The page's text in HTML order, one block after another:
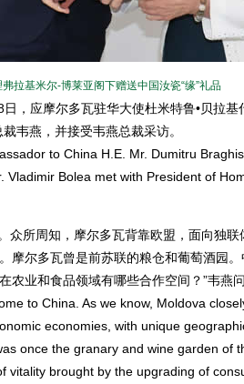
拉基米尔-博莱亚阁下赠送中国汝瓷“缘”礼品
，应摩尔多瓦驻华大使杜米特鲁•贝拉基
韦燕，并接受韦燕总裁采访。
to China H.E. Mr. Dumitru
Bolea met with President of
所周知，摩尔多瓦背靠欧盟，面向独
摩尔多瓦曾是前苏联的粮仓和葡萄酒园
业和食品领域有哪些合作空间？”韦燕问
to China. As we know, Moldova
economies, with unique
once the granary and wine garden of
vitality brought by the upgrading of